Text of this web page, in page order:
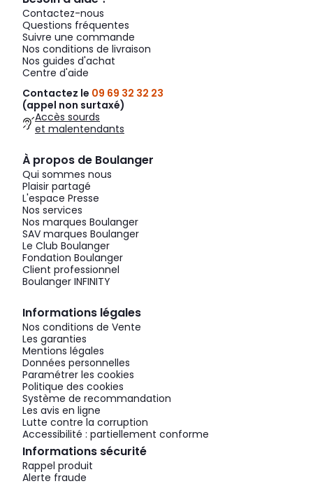
Contactez-nous
Questions fréquentes
Suivre une commande
Nos conditions de livraison
Nos guides d'achat
Centre d'aide
Contactez le 09 69 32 32 23
(appel non surtaxé)
Accès sourds
et malentendants
À propos de Boulanger
Qui sommes nous
Plaisir partagé
L'espace Presse
Nos services
Nos marques Boulanger
SAV marques Boulanger
Le Club Boulanger
Fondation Boulanger
Client professionnel
Boulanger INFINITY
Informations légales
Nos conditions de Vente
Les garanties
Mentions légales
Données personnelles
Paramétrer les cookies
Politique des cookies
Système de recommandation
Les avis en ligne
Lutte contre la corruption
Accessibilité : partiellement conforme
Informations sécurité
Rappel produit
Alerte fraude